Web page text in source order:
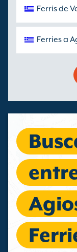
Ferris de
Ferries a